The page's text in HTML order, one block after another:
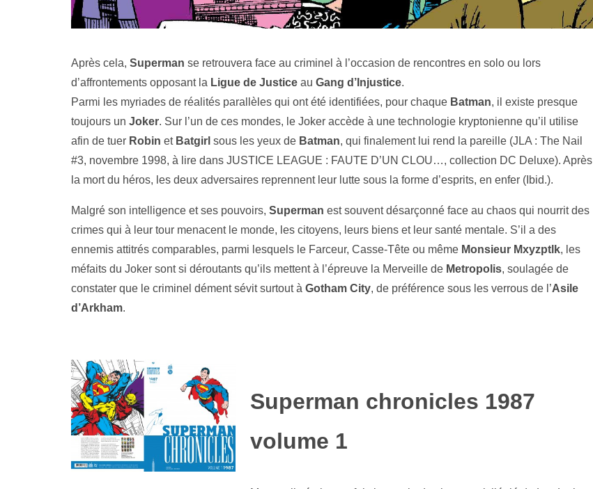
Après cela, Superman se retrouvera face au criminel à l’occasion de rencontres en solo ou lors
d’affrontements opposant la Ligue de Justice au Gang d’Injustice.
Parmi les myriades de réalités parallèles qui ont été identifiées, pour chaque Batman, il existe presque
toujours un Joker. Sur l’un de ces mondes, le Joker accède à une technologie kryptonienne qu’il utilise
afin de tuer Robin et Batgirl sous les yeux de Batman, qui finalement lui rend la pareille (JLA : The Nail
#3, novembre 1998, à lire dans JUSTICE LEAGUE : FAUTE D’UN CLOU…, collection DC Deluxe). Après
la mort du héros, les deux adversaires reprennent leur lutte sous la forme d’esprits, en enfer (Ibid.).
Malgré son intelligence et ses pouvoirs, Superman est souvent désarçonné face au chaos qui nourrit des
crimes qui à leur tour menacent le monde, les citoyens, leurs biens et leur santé mentale. S’il a des
ennemis attitrés comparables, parmi lesquels le Farceur, Casse-Tête ou même Monsieur Mxyzptlk, les
méfaits du Joker sont si déroutants qu’ils mettent à l’épreuve la Merveille de Metropolis, soulagée de
constater que le criminel dément sévit surtout à Gotham City, de préférence sous les verrous de l’Asile
d’Arkham.
superman chronicles 1987
volume 1